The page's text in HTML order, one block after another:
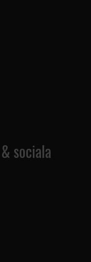
sociala